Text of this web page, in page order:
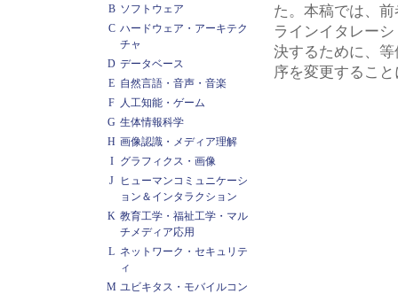
B ソフトウェア
C ハードウェア・アーキテク
チャ
D データベース
E 自然言語・音声・音楽
F 人工知能・ゲーム
G 生体情報科学
H 画像認識・メディア理解
I
グラフィクス・画像
J
ヒューマンコミュニケーシ
ョン＆インタラクション
K 教育工学・福祉工学・マル
チメディア応用
L ネットワーク・セキュリテ
ィ
M ユビキタス・モバイルコン
た。本稿では、
ラインイタレー
決するために、
序を変更するこ